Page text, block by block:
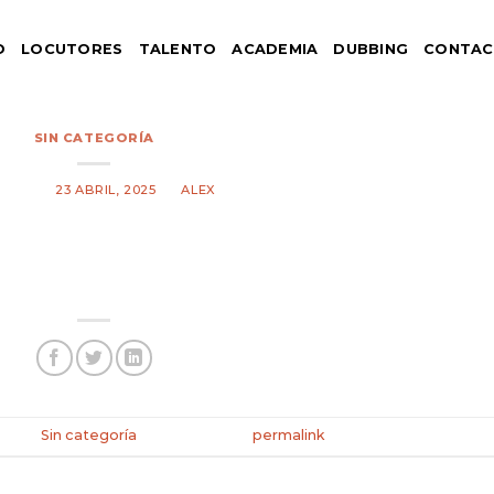
LOCUTORES TALENTO ACADEMIA DUBBING
SIN CATEGORÍA
23 ABRIL, 2025 BYALEX
Sin categoría permalink.